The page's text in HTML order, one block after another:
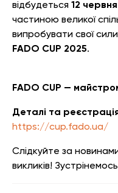
відбудеться 12 червня
частиною великої
випробувати свої
FADO CUP 2025.
FADO CUP —
Деталі та
https://cup.fado.ua/
Слідкуйте за
викликів!